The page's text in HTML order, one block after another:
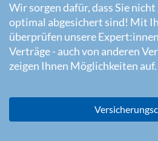
Wir sorgen dafür, dass Sie
optimal abgesichert sind! Mit
überprüfen unsere
Verträge - auch von anderen
zeigen Ihnen Möglichkeiten auf.